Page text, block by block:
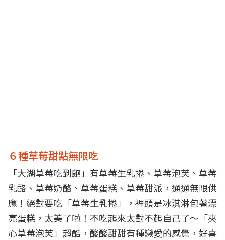
６種草莓甜點無限吃
「大湖草莓吃到飽」有草莓生乳捲、草莓泡芙、草莓
乳酪、草莓奶酪、草莓蛋糕、草莓甜派，通通無限供
應！絕對要吃「草莓生乳捲」，裡頭是冰淇淋包著漂
亮蛋糕，太美了啦！不吃起來太對不起自己了～「夾
心草莓泡芙」超酷，酸酸甜甜有種戀愛的感覺，好喜